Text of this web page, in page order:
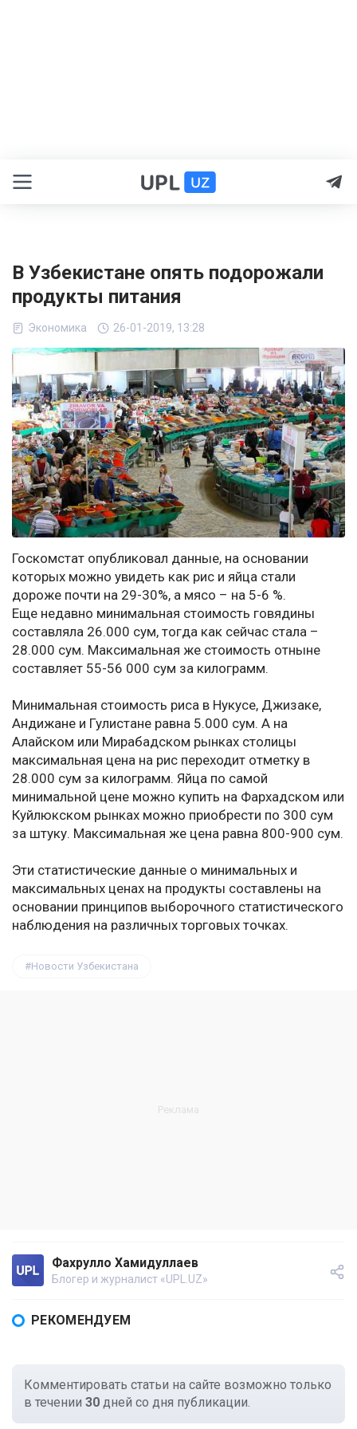
В Узбекистане опять подорожали
продукты питания
Экономика 26-01-2019, 13:28
Госкомстат опубликовал данные, на основании
которых можно увидеть как рис и яйца стали
дороже почти на 29-30%, а мясо – на 5-6 %.
Еще недавно минимальная стоимость говядины
составляла 26.000 сум, тогда как сейчас стала –
28.000 сум. Максимальная же стоимость отныне
составляет 55-56 000 сум за килограмм.
Минимальная стоимость риса в Нукусе, Джизаке,
Андижане и Гулистане равна 5.000 сум. А на
Алайском или Мирабадском рынках столицы
максимальная цена на рис переходит отметку в
28.000 сум за килограмм. Яйца по самой
минимальной цене можно купить на Фархадском или
Куйлюкском рынках можно приобрести по 300 сум
за штуку. Максимальная же цена равна 800-900 сум.
Эти статистические данные о минимальных и
максимальных ценах на продукты составлены на
основании принципов выборочного статистического
наблюдения на различных торговых точках.
Новости Узбекистана
Фахрулло Хамидуллаев
Блогер и журналист «UPL.UZ»
РЕКОМЕНДУЕМ
Комментировать статьи на сайте возможно только
в течении 30 дней со дня публикации.